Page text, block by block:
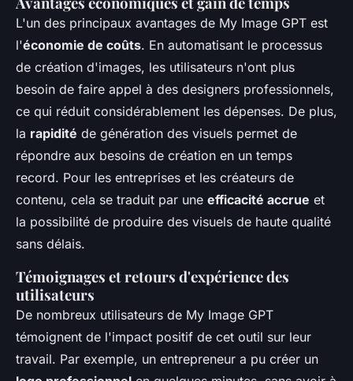
L'un des principaux avantages de My Image GPT est
l'économie de coûts. En automatisant le processus
de création d'images, les utilisateurs n'ont plus
besoin de faire appel à des designers professionnels,
ce qui réduit considérablement les dépenses. De plus,
la rapidité de génération des visuels permet de
répondre aux besoins de création en un temps
record. Pour les entreprises et les créateurs de
contenu, cela se traduit par une efficacité accrue et
la possibilité de produire des visuels de haute qualité
sans délais.
Témoignages et retours d'expérience des
utilisateurs
De nombreux utilisateurs de My Image GPT
témoignent de l'impact positif de cet outil sur leur
travail. Par exemple, un entrepreneur a pu créer un